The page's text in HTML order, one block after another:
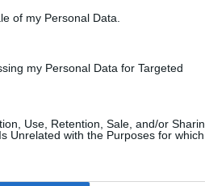
of my Personal Data.
my Personal Data for Targeted
Use, Retention, Sale, and/or
Unrelated with the Purposes for